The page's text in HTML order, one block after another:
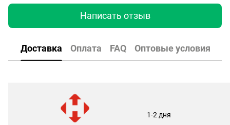
Написать отзыв
Доставка Оплата FAQ Оптовые условия
1-2 дня